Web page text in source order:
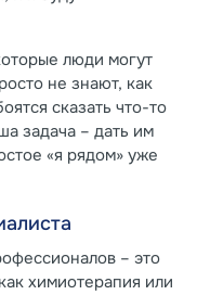
люди могут
не знают, как
сказать что-то
задача – дать им
«я рядом» уже
– это
химиотерапия или